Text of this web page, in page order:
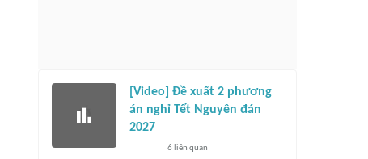
[Video] Đề xuất 2 phương
án nghỉ Tết Nguyên đán
2027
6 liên quan